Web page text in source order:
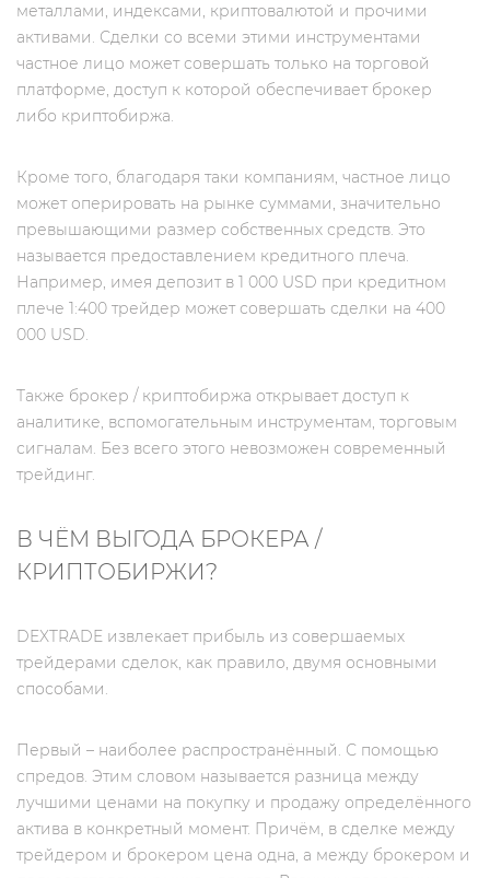
металлами, индексами, криптовалютой и прочими
активами. Сделки со всеми этими инструментами
частное лицо может совершать только на торговой
платформе, доступ к которой обеспечивает брокер
либо криптобиржа.
Кроме того, благодаря таки компаниям, частное лицо
может оперировать на рынке суммами, значительно
превышающими размер собственных средств. Это
называется предоставлением кредитного плеча.
Например, имея депозит в 1 000 USD при кредитном
плече 1:400 трейдер может совершать сделки на 400
000 USD.
Также брокер / криптобиржа открывает доступ к
аналитике, вспомогательным инструментам, торговым
сигналам. Без всего этого невозможен современный
трейдинг.
В ЧЁМ ВЫГОДА БРОКЕРА /
КРИПТОБИРЖИ?
DEXTRADE извлекает прибыль из совершаемых
трейдерами сделок, как правило, двумя основными
способами.
Первый – наиболее распространённый. С помощью
спредов. Этим словом называется разница между
лучшими ценами на покупку и продажу определённого
актива в конкретный момент. Причём, в сделке между
трейдером и брокером цена одна, а между брокером и